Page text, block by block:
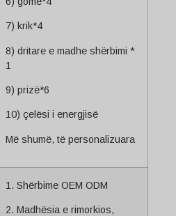
7) krik*4
8) dritare e madhe shërbimi *
1
9) prizë*6
10) çelësi i energjisë
Më shumë, të personalizuara
1. Shërbime OEM ODM
2. Madhësia e rimorkios,